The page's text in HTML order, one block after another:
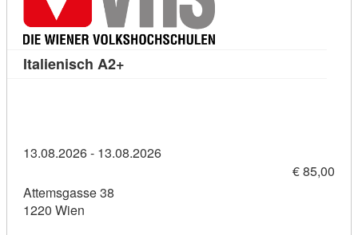
Italienisch A2+
13.08.2026 - 13.08.2026
€ 85,00
Attemsgasse 38
1220 Wien